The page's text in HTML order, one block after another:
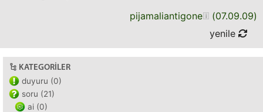
pijamaliantigone (07.09.09)
yenile
KATEGORILER
duyuru (0)
soru (21)
ai (0)